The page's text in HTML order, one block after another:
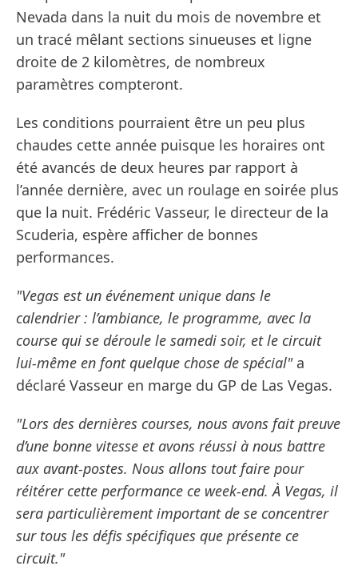
Nevada dans la nuit du mois de novembre et
un tracé mêlant sections sinueuses et ligne
droite de 2 kilomètres, de nombreux
paramètres compteront.
Les conditions pourraient être un peu plus
chaudes cette année puisque les horaires ont
été avancés de deux heures par rapport à
l’année dernière, avec un roulage en soirée plus
que la nuit. Frédéric Vasseur, le directeur de la
Scuderia, espère afficher de bonnes
performances.
"Vegas est un événement unique dans le
calendrier : l’ambiance, le programme, avec la
course qui se déroule le samedi soir, et le circuit
lui-même en font quelque chose de spécial"a
déclaré Vasseur en marge du GP de Las Vegas.
"Lors des dernières courses, nous avons fait preuve
d’une bonne vitesse et avons réussi à nous battre
aux avant-postes. Nous allons tout faire pour
réitérer cette performance ce week-end. À Vegas, il
sera particulièrement important de se concentrer
sur tous les défis spécifiques que présente ce
circuit."